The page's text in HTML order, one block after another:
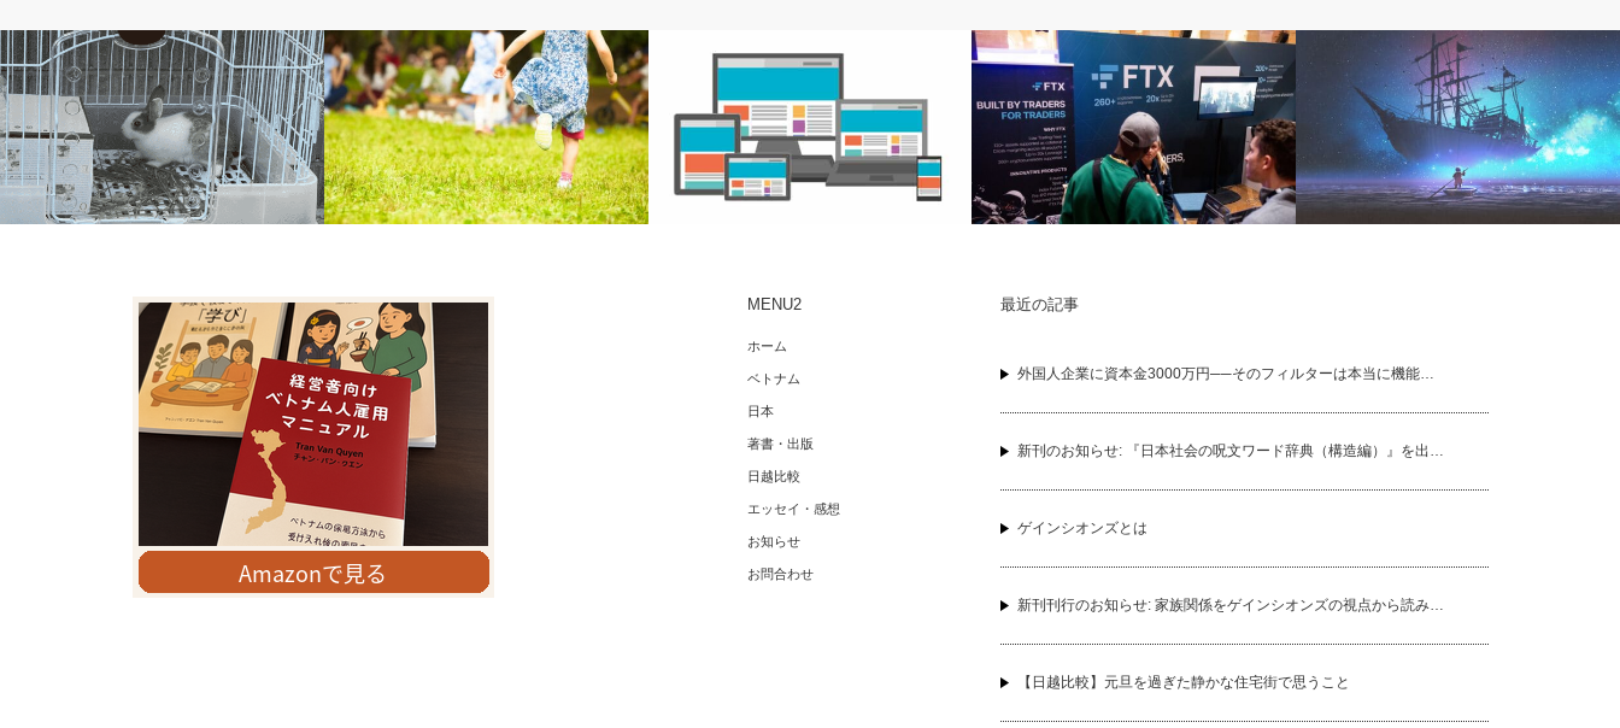
地元の掲示板「ジモティー」活用につい
外国人は増加しているが、日本は「受け
入れ」出来ていない！
暇つぶしでウェブサイトを最適化してみ
したことについて
最近の記事
外国人企業に資本金3000万円──そのフィルターは本当に機能…
新刊のお知らせ: 『日本社会の呪文ワード辞典（構造編）』を出…
ゲインシオンズとは
新刊刊行のお知らせ: 家族関係をゲインシオンズの視点から読み…
【日越比較】元旦を過ぎた静かな住宅街で思うこと
MENU2
ホーム
ベトナム
日本
著書・出版
日越比較
エッセイ・感想
お知らせ
お問合わせ